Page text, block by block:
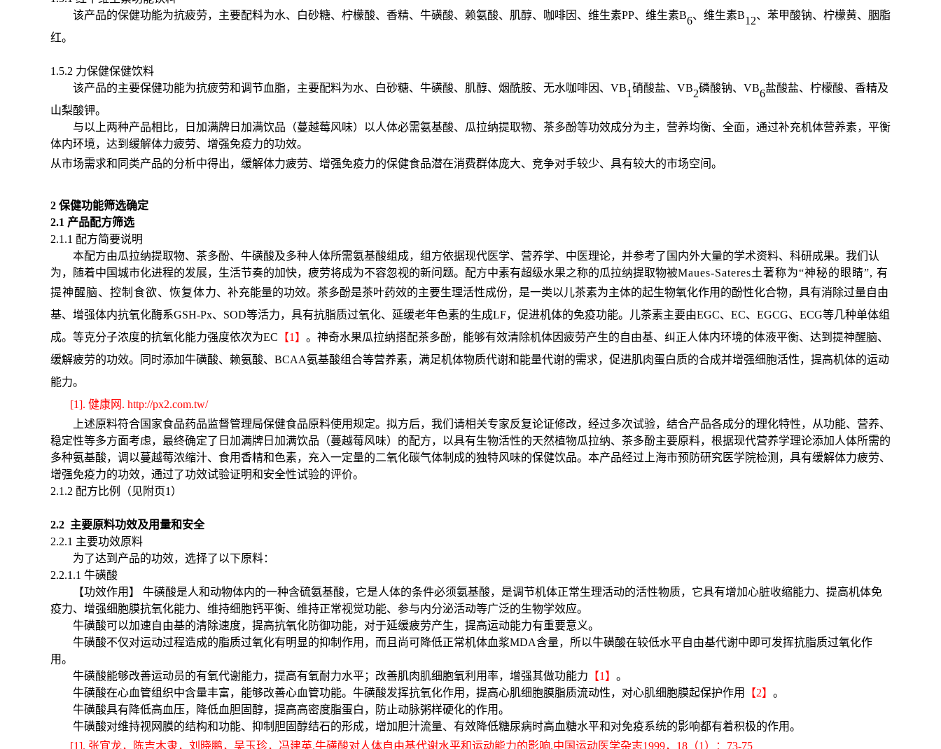
该产品的保健功能为抗疲劳，主要配料为水、白砂糖、柠檬酸、香精、牛磺酸、赖氨酸、肌醇、咖啡因、 维生素PP、维生素B6、维生素B12、苯甲酸钠、柠檬黄、胭脂
红。
1.5.2 力保健保健饮料
该产品的主要保健功能为抗疲劳和调节血脂，主要配料为水、白砂糖、牛磺酸、肌醇、烟酰胺、无水咖啡因、VB1硝酸盐、VB2磷酸钠、VB6盐酸盐、柠檬酸、香精及
山梨酸钾。
与以上两种产品相比，日加满牌日加满饮品（蔓越莓风味）以人体必需氨基酸、瓜拉纳提取物、茶多酚等功效成分为主，营养均衡、全面，通过补充机体营养素，平衡
体内环境， 达到缓解体力疲劳、增强免疫力的功效。
从市场需求和同类产品的分析中得出， 缓解体力疲劳、增强免疫力的保健食品潜在消费群体庞大、竞争对手较少、具有较大的市场空间。
2 保健功能筛选确定
2.1 产品配方筛选
2.1.1 配方简要说明
本配方由瓜拉纳提取物、茶多酚、牛磺酸及多种人体所需氨基酸组成，组方依据现代医学、营养学、中医理论，并参考了国内外大量的学术资料、科研成果。我们认
为，随着中国城市化进程的发展，生活节奏的加快，疲劳将成为不容忽视的新问题。配方中素有超级水果之称的瓜拉纳提取物被Maues-Sateres土著称为“神秘的眼睛”, 有
提神醒脑、控制食欲、恢复体力、补充能量的功效。茶多酚是茶叶药效的主要生理活性成份，是一类以儿茶素为主体的起生物氧化作用的酚性化合物，具有消除过量自由
基、增强体内抗氧化酶系GSH-Px、SOD等活力，具有抗脂质过氧化、延缓老年色素的生成LF，促进机体的免疫功能。儿茶素主要由EGC、EC、EGCG、ECG等几种单体组
成。等克分子浓度的抗氧化能力强度依次为EC 【1】 。神奇水果瓜拉纳搭配茶多酚，能够有效清除机体因疲劳产生的自由基、纠正人体内环境的体液平衡、达到提神醒脑、
缓解疲劳的功效。同时添加牛磺酸、赖氨酸、BCAA氨基酸组合等营养素，满足机体物质代谢和能量代谢的需求，促进肌肉蛋白质的合成并增强细胞活性，提高机体的运动
能力。
[1]. 健康网. http://px2.com.tw/
上述原料符合国家食品药品监督管理局保健食品原料使用规定。拟方后，我们请相关专家反复论证修改，经过多次试验，结合产品各成分的理化特性，从功能、营养、
稳定性等多方面考虑，最终确定了日加满牌日加满饮品（蔓越莓风味）的配方，以具有生物活性的天然植物瓜拉纳、茶多酚主要原料，根据现代营养学理论添加人体所需的
多种氨基酸，调以蔓越莓浓缩汁、食用香精和色素，充入一定量的二氧化碳气体制成的独特风味的保健饮品。本产品经过上海市预防研究医学院检测，具有缓解体力疲劳、
增强免疫力的功效，通过了功效试验证明和安全性试验的评价。
2.1.2 配方比例（见附页1）
2.2 主要原料功效及用量和安全
2.2.1 主要功效原料
为了达到产品的功效，选择了以下原料：
2.2.1.1 牛磺酸
【功效作用】
牛磺酸是人和动物体内的一种含硫氨基酸，它是人体的条件必须氨基酸，是调节机体正常生理活动的活性物质，它具有增加心脏收缩能力、提高机体免
疫力、增强细胞膜抗氧化能力、维持细胞钙平衡、维持正常视觉功能、参与内分泌活动等广泛的生物学效应。
牛磺酸可以加速自由基的清除速度，提高抗氧化防御功能，对于延缓疲劳产生，提高运动能力有重要意义。
牛磺酸不仅对运动过程造成的脂质过氧化有明显的抑制作用，而且尚可降低正常机体血浆MDA含量，所以牛磺酸在较低水平自由基代谢中即可发挥抗脂质过氧化作
用。
牛磺酸能够改善运动员的有氧代谢能力，提高有氧耐力水平；改善肌肉肌细胞氧利用率，增强其做功能力 【1】 。
牛磺酸在心血管组织中含量丰富，能够改善心血管功能。牛磺酸发挥抗氧化作用，提高心肌细胞膜脂质流动性，对心肌细胞膜起保护作用
【2】 。
牛磺酸具有降低高血压，降低血胆固醇，提高高密度脂蛋白，防止动脉粥样硬化的作用。
牛磺酸对维持视网膜的结构和功能、抑制胆固醇结石的形成，增加胆汁流量、有效降低糖尿病时高血糖水平和对免疫系统的影响都有着积极的作用。
[1]. 张宜龙，陈吉木隶，刘晓鹏，吴玉珍，冯建英.牛磺酸对人体自由基代谢水平和运动能力的影响.中国运动医学杂志1999，18（1）：73-75